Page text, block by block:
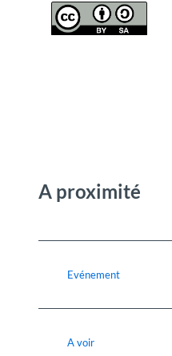
A proximité
Evénement
A voir